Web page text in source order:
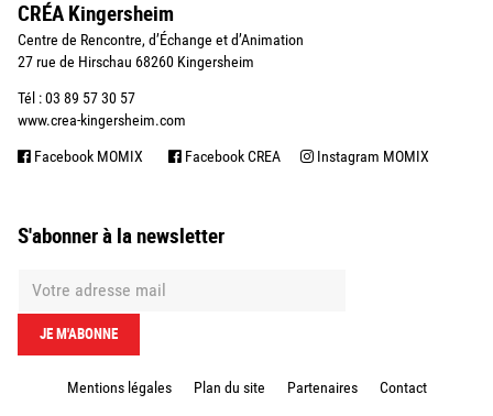
CRÉA Kingersheim
Centre de Rencontre, d’Échange et d’Animation
27 rue de Hirschau 68260 Kingersheim
Tél : 03 89 57 30 57
www.crea-kingersheim.com
Facebook MOMIX Facebook CREA Instagram MOMIX
S'abonner à la newsletter
Mentions légales Plan du site Partenaires Contact